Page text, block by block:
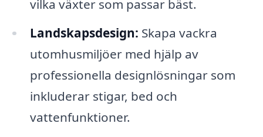
vilka växter som passar bäst.
Landskapsdesign: Skapa vackra
utomhusmiljöer med hjälp av
professionella designlösningar som
inkluderar stigar, bed och
vattenfunktioner.